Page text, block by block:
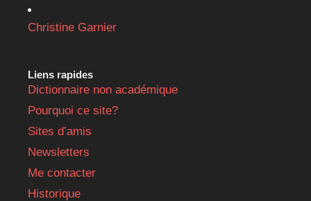
Christine Garnier
Liens rapides
Dictionnaire non académique
Pourquoi ce site?
Sites d’amis
Newsletters
Me contacter
Historique